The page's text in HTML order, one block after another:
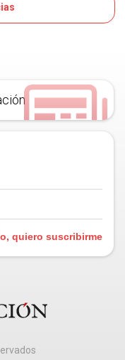
quiero suscribirme